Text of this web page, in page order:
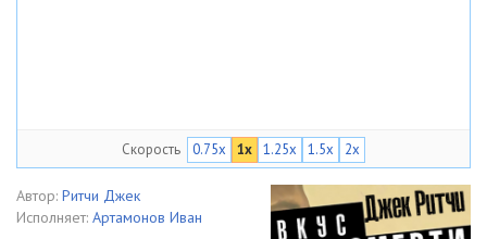
Скорость 0.75x 1x 1.25x 1.5x 2x
Автор: Ритчи Джек
Исполняет: Артамонов Иван